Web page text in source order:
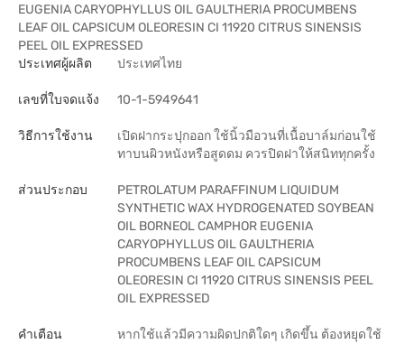
EUGENIA CARYOPHYLLUS OIL GAULTHERIA PROCUMBENS
LEAF OIL CAPSICUM OLEORESIN CI 11920 CITRUS SINENSIS
PEEL OIL EXPRESSED
ประเทศผู้ผลิต
ประเทศไทย
เลขที่ใบจดแจ้ง 10-1-5949641
วิธีการใช้งาน
เปิดฝากระปุกออก ใช้นิ้วมือวนที่เนื้อบาล์มก่อนใช้
ทาบนผิวหนังหรือสูดดม ควรปิดฝาให้สนิททุกครั้ง
ส่วนประกอบ
PETROLATUM PARAFFINUM LIQUIDUM
SYNTHETIC WAX HYDROGENATED SOYBEAN
OIL BORNEOL CAMPHOR EUGENIA
CARYOPHYLLUS OIL GAULTHERIA
PROCUMBENS LEAF OIL CAPSICUM
OLEORESIN CI 11920 CITRUS SINENSIS PEEL
OIL EXPRESSED
คำเตือน
หากใช้แล้วมีความผิดปกติใดๆ เกิดขึ้น ต้องหยุดใช้